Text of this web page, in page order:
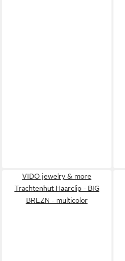
VIDO jewelry & more
Trachtenhut Haarclip - BIG
BREZN - multicolor